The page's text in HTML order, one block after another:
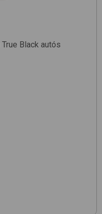
True Black autós